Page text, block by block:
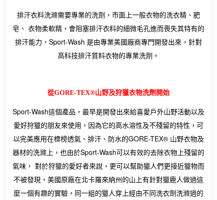
排汗衣料洗滌需要專業的洗劑，市面上一般衣物的洗衣精、肥
皂、 衣物柔軟精，會阻塞排汗衣料的細微毛孔進而喪失其特有的
排汗能力，Sport-Wash 是由專業美國廠商專門開發出來，針對
高科技排汗質料衣物的專業洗劑。
從GORE-TEX®山野及狩獵衣物洗劑開始
Sport-Wash這個產品，最早是開發出來給喜愛戶外山野活動以及
愛好狩獵的朋友來使用，因為它的高水溶性及不殘留的特性，可
以完美應用在標榜透氣、排汗、防水的GORE-TEX® 山野衣物及
器材的洗滌上，也由於Sport-Wash可以有效的去除衣物上殘留的
氣味， 對於狩獵的愛好者來說，更可以幫助獵人們更接近獵物而
不被發現，美國原廠在北卡羅來納州的山上有針對獵鹿人做過這
麼一個有趣的實驗，同一組的獵人穿上經由不同洗衣劑洗滌過的